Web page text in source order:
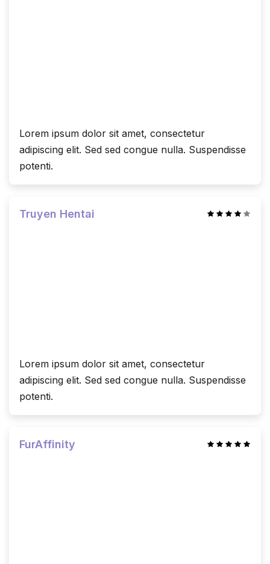
Lorem ipsum dolor sit amet, consectetur
adipiscing elit. Sed sed congue nulla. Suspendisse
potenti.
Truyen Hentai
Lorem ipsum dolor sit amet, consectetur
adipiscing elit. Sed sed congue nulla. Suspendisse
potenti.
FurAffinity